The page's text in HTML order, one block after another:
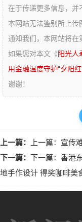
在于传递更多信息，并
本网站无法鉴别所上传
通知我们，本网站将在
如果您对本文《阳光人
用金融温度守护“夕阳红
谢谢！
上一篇：
上一篇：宣传
下一篇： 下一篇：香港
地手作设计 得奖咖啡美